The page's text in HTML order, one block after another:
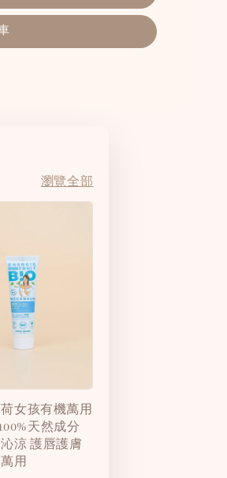
瀏覽全部
女孩有機萬用
天然成分
涼 護唇護膚
用